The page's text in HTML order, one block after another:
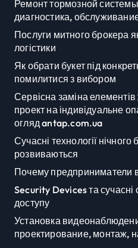
Ремонт тормозной
диагностика,
Послуги митного брокера
логістики
Як обрати букет під
помилитися з вибором
Сервісна заміна
проект на індивідуальне
огляд antap.com.ua
Сучасні технології
розвиваються
Почему предприниматели
Security Devices та
доступу
Установка
проектирование, монтаж,